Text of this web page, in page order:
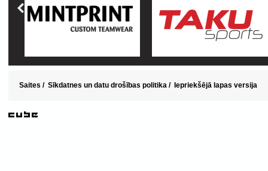
Saites / Sīkdatnes un datu drošības politika / Iepriekšējā lapas versija